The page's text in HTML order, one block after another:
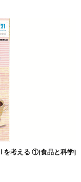
を考える ①[食品と科学]